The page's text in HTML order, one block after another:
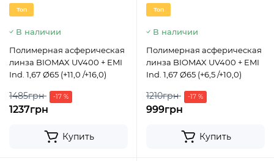
Топ
В наличии
Полимерная асферическая
линза BIOMAX UV400 + EMI
Ind. 1,67 Ø65 (+11,0 /+16,0)
1485грн -17 %
1237грн
Купить
Топ
В наличии
Полимерная асферическая
линза BIOMAX UV400 + EMI
Ind. 1,67 Ø65 (+6,5 /+10,0)
1210грн -17 %
999грн
Купить